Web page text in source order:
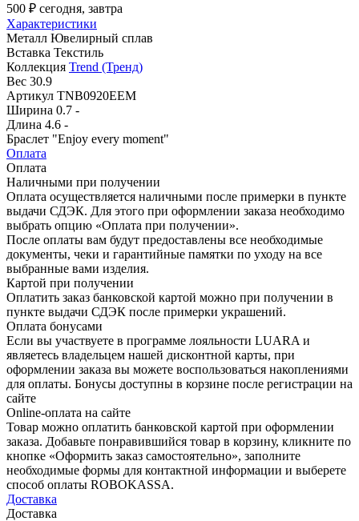
500 ₽ сегодня, завтра
Характеристики
Металл Ювелирный сплав
Вставка Текстиль
Коллекция Trend (Тренд)
Вес 30.9
Артикул TNB0920EEM
Ширина 0.7 -
Длина 4.6 -
Браслет "Enjoy every moment"
Оплата
Оплата
Наличными при получении
Оплата осуществляется наличными после примерки в пункте
выдачи СДЭК. Для этого при оформлении заказа необходимо
выбрать опцию «Оплата при получении».
После оплаты вам будут предоставлены все необходимые
документы, чеки и гарантийные памятки по уходу на все
выбранные вами изделия.
Картой при получении
Оплатить заказ банковской картой можно при получении в
пункте выдачи СДЭК после примерки украшений.
Оплата бонусами
Если вы участвуете в программе лояльности LUARA и
являетесь владельцем нашей дисконтной карты, при
оформлении заказа вы можете воспользоваться накоплениями
для оплаты. Бонусы доступны в корзине после регистрации на
сайте
Online-оплата на сайте
Товар можно оплатить банковской картой при оформлении
заказа. Добавьте понравившийся товар в корзину, кликните по
кнопке «Оформить заказ самостоятельно», заполните
необходимые формы для контактной информации и выберете
способ оплаты ROBOKASSA.
Доставка
Доставка